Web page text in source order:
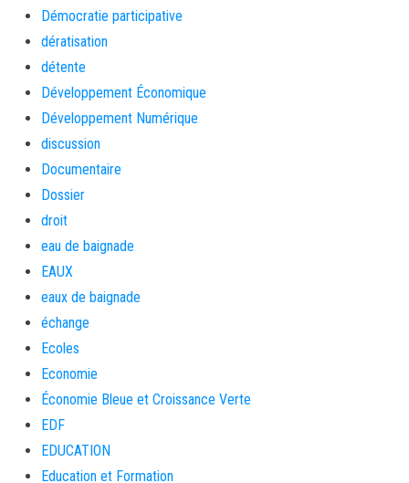
Démocratie participative
dératisation
détente
Développement Économique
Développement Numérique
discussion
Documentaire
Dossier
droit
eau de baignade
EAUX
eaux de baignade
échange
Ecoles
Economie
Économie Bleue et Croissance Verte
EDF
EDUCATION
Education et Formation